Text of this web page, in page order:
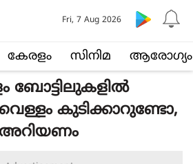
കേരളം സിനിമ ആരോഗ്യം
Fri, 7 Aug 2026
ബോട്ടിലുകളില്‍
കുടിക്കാറുണ്ടോ,
അറിയണം